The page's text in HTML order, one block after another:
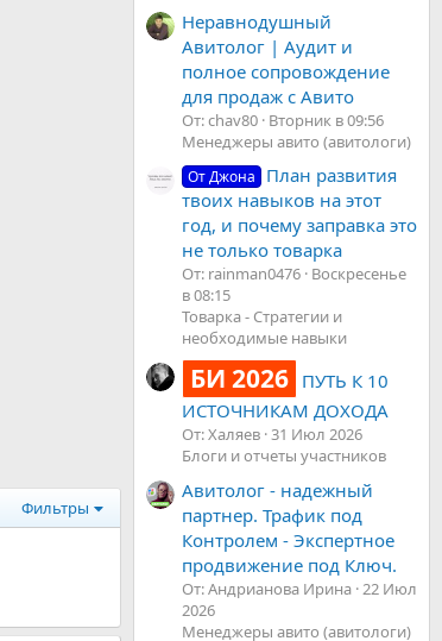
Фильтры
Неравнодушный
Авитолог | Аудит и
полное сопровождение
для продаж с Авито
От: chav80 Вторник в 09:56
Менеджеры авито (авитологи)
От Джона
План развития
твоих навыков на этот
год, и почему заправка это
не только товарка
От: rainman0476 Воскресенье
в 08:15
Товарка - Стратегии и
необходимые навыки
БИ 2026 ПУТЬ К 10
ИСТОЧНИКАМ ДОХОДА
От: Халяев 31 Июл 2026
Блоги и отчеты участников
Авитолог - надежный
партнер. Трафик под
Контролем - Экспертное
продвижение под Ключ.
От: Андрианова Ирина 22 Июл
2026
Менеджеры авито (авитологи)